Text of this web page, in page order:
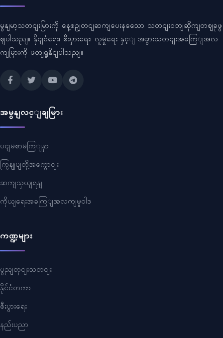
မွနျမာ့သတငျးမြားကို နေ့စဥျတငျဆကျပေးနသေော သတငျးဝဘျဆိုကျတဈခုဖွ
ဈပါသညျ။ နိုငျငံရေး၊ စီးပှားရေး၊ လူမှုရေး နှင့ျ အခွားသတငျးအခကြျအလ
ကျမြားကို ဖတျရှုနိုငျပါသညျ။
အမွနျလင့ျချမြား
ပငျမစာမကြျနှာ
ကြှနျုပျတို့အကွောငျး
ဆကျသှယျရနျ
ကိုယျရေးအခကြျအလကျမူဝါဒ
ကဏ္ဍများ
ပွညျတှငျးသတငျး
နိုင်ငံတကာ
စီးပွားရေး
နည်းပညာ